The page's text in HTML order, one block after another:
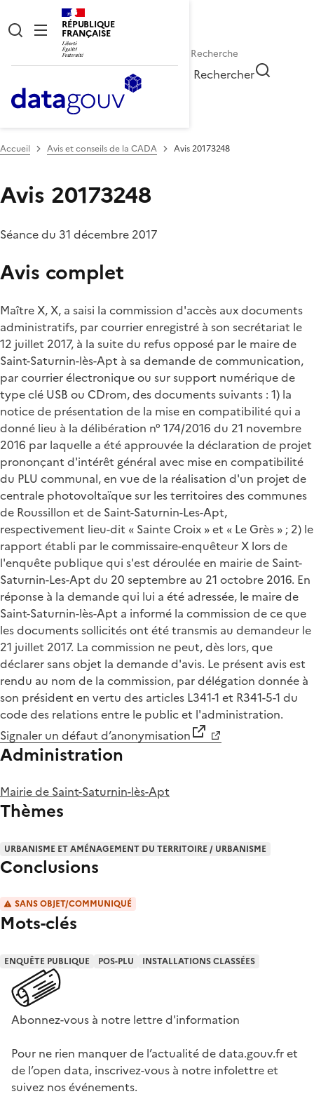
RÉPUBLIQUE
FRANÇAISE
Rechercher
Accueil Avis et conseils de la CADA Avis 20173248
Avis 20173248
Séance du 31 décembre 2017
Avis complet
Maître X, X, a saisi la commission d'accès aux documents
administratifs, par courrier enregistré à son secrétariat le
12 juillet 2017, à la suite du refus opposé par le maire de
Saint-Saturnin-lès-Apt à sa demande de communication,
par courrier électronique ou sur support numérique de
type clé USB ou CDrom, des documents suivants : 1) la
notice de présentation de la mise en compatibilité qui a
donné lieu à la délibération n° 174/2016 du 21 novembre
2016 par laquelle a été approuvée la déclaration de projet
prononçant d'intérêt général avec mise en compatibilité
du PLU communal, en vue de la réalisation d'un projet de
centrale photovoltaïque sur les territoires des communes
de Roussillon et de Saint-Saturnin-Les-Apt,
respectivement lieu-dit « Sainte Croix » et « Le Grès » ; 2) le
rapport établi par le commissaire-enquêteur X lors de
l'enquête publique qui s'est déroulée en mairie de Saint-
Saturnin-Les-Apt du 20 septembre au 21 octobre 2016. En
réponse à la demande qui lui a été adressée, le maire de
Saint-Saturnin-lès-Apt a informé la commission de ce que
les documents sollicités ont été transmis au demandeur le
21 juillet 2017. La commission ne peut, dès lors, que
déclarer sans objet la demande d'avis. Le présent avis est
rendu au nom de la commission, par délégation donnée à
son président en vertu des articles L341-1 et R341-5-1 du
code des relations entre le public et l'administration.
Signaler un défaut d’anonymisation
Administration
Mairie de Saint-Saturnin-lès-Apt
Thèmes
URBANISME ET AMÉNAGEMENT DU TERRITOIRE / URBANISME
Conclusions
SANS OBJET/COMMUNIQUÉ
Mots-clés
ENQUÊTE PUBLIQUE POS-PLU INSTALLATIONS CLASSÉES
Abonnez-vous à notre lettre d'information
Pour ne rien manquer de l’actualité de data.gouv.fr et
de l’open data, inscrivez-vous à notre infolettre et
suivez nos événements.